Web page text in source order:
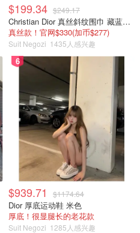
$199.34 $249.17
Christian Dior 真丝斜纹围巾 藏蓝米色
真丝款！官网$330(加币$277)
Suit Negozi 1435人感兴趣
6
$939.71 $1174.64
Dior 厚底运动鞋 米色
厚底！很显腿长的老花款
Suit Negozi 1285人感兴趣